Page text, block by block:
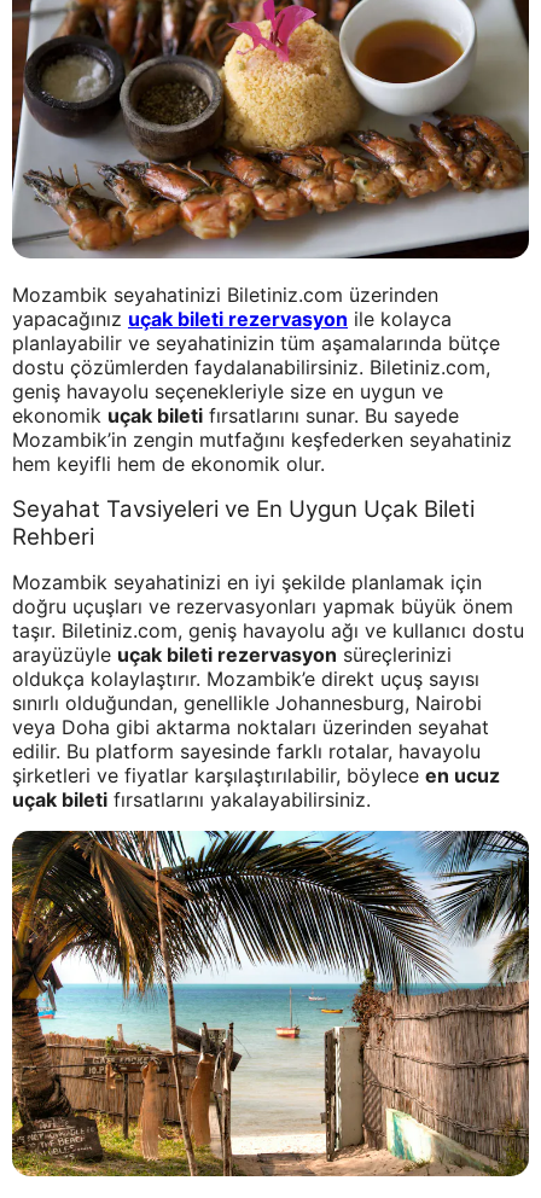
Mozambik seyahatinizi Biletiniz.com üzerinden
yapacağınız uçak bileti rezervasyon ile kolayca
planlayabilir ve seyahatinizin tüm aşamalarında bütçe
dostu çözümlerden faydalanabilirsiniz. Biletiniz.com,
geniş havayolu seçenekleriyle size en uygun ve
ekonomik uçak bileti fırsatlarını sunar. Bu sayede
Mozambik’in zengin mutfağını keşfederken seyahatiniz
hem keyifli hem de ekonomik olur.
Seyahat Tavsiyeleri ve En Uygun Uçak Bileti
Rehberi
Mozambik seyahatinizi en iyi şekilde planlamak için
doğru uçuşları ve rezervasyonları yapmak büyük önem
taşır. Biletiniz.com, geniş havayolu ağı ve kullanıcı dostu
arayüzüyle uçak bileti rezervasyon süreçlerinizi
oldukça kolaylaştırır. Mozambik’e direkt uçuş sayısı
sınırlı olduğundan, genellikle Johannesburg, Nairobi
veya Doha gibi aktarma noktaları üzerinden seyahat
edilir. Bu platform sayesinde farklı rotalar, havayolu
şirketleri ve fiyatlar karşılaştırılabilir, böylece en ucuz
uçak bileti fırsatlarını yakalayabilirsiniz.